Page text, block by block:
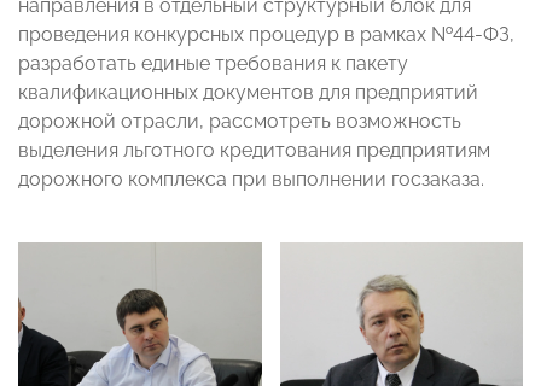
направления в отдельный структурный блок для
проведения конкурсных процедур в рамках №44-ФЗ,
разработать единые требования к пакету
квалификационных документов для предприятий
дорожной отрасли, рассмотреть возможность
выделения льготного кредитования предприятиям
дорожного комплекса при выполнении госзаказа.